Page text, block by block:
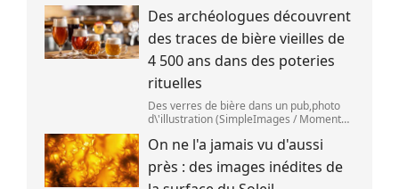
(SANKA VIDANAGAMA )
Des archéologues découvrent
des traces de bière vieilles de
4 500 ans dans des poteries
rituelles
Des verres de bière dans un pub,photo
d\'illustration (SimpleImages / Moment
alcoolisée du monde. Les premières
traces de bière ont été retrouvées ch
On ne l'a jamais vu d'aussi
près : des images inédites de